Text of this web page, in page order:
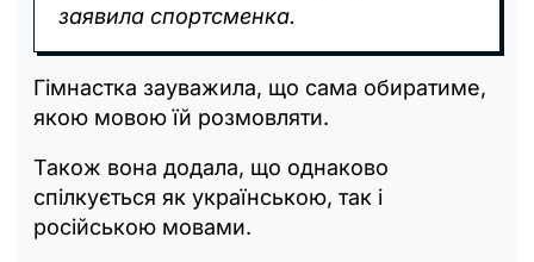
заявила спортсменка.
Гімнастка зауважила, що сама обиратиме,
якою мовою їй розмовляти.
Також вона додала, що однаково
спілкується як українською, так і
російською мовами.